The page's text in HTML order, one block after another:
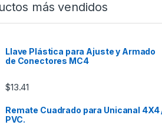
más vendidos
Llave Plástica para Ajuste y Armado
de Conectores MC4
$13.41
Remate Cuadrado para Unicanal 4X4
PVC.